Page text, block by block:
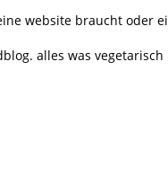
website braucht oder
alles was